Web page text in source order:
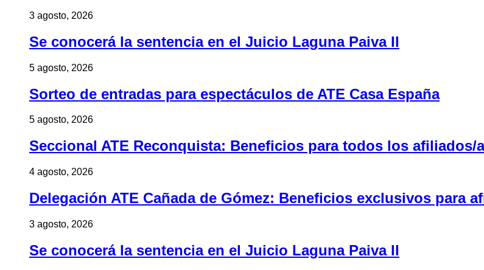
3 agosto, 2026
Se conocerá la sentencia en el Juicio Laguna Paiva II
5 agosto, 2026
Sorteo de entradas para espectáculos de ATE Casa España
5 agosto, 2026
Seccional ATE Reconquista: Beneficios para todos los
4 agosto, 2026
Delegación ATE Cañada de Gómez: Beneficios exclusivos para
3 agosto, 2026
Se conocerá la sentencia en el Juicio Laguna Paiva II